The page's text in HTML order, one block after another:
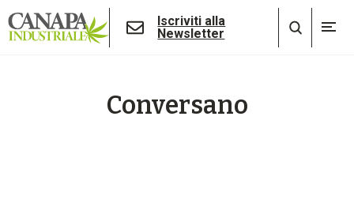
Iscriviti alla
Newsletter
Conversano